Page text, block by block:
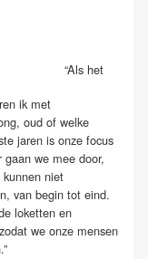
“Als het
ik met
oud of welke
jaren is onze focus
we mee door,
niet
van begin tot eind.
loketten en
we onze mensen